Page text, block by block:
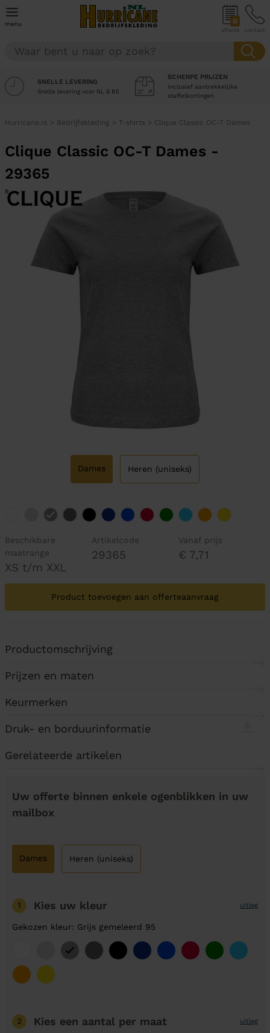
menu 0
offerte contact
SNELLE LEVERING
Snelle levering voor NL & BE
SCHERPE PRIJZEN
Inclusief aantrekkelijke
staffelkortingen
Hurricane.nl > Bedrijfskleding > T-shirts > Clique Classic OC-T Dames
Clique Classic OC-T Dames -
29365
Dames Heren (uniseks)
Beschikbare
maatrange
XS t/m XXL
Artikelcode
29365
Vanaf prijs
€ 7,71
Product toevoegen aan offerteaanvraag
Productomschrijving
Prijzen en maten
Keurmerken
Druk- en borduurinformatie
Gerelateerde artikelen
Uw offerte binnen enkele ogenblikken in uw
mailbox
Dames Heren (uniseks)
1 Kies uw kleur uitleg
Gekozen kleur: Grijs gemeleerd 95
2 Kies een aantal per maat uitleg